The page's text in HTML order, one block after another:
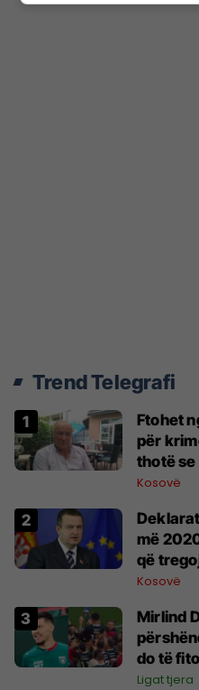
Trend Telegrafi
Ftohet
për
thotë
Beograd
Kosovë
më
që
Kosovë
Mirlind
do të
Moska
Ligat tjera